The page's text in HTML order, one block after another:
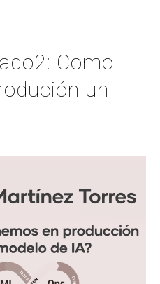
Como
un